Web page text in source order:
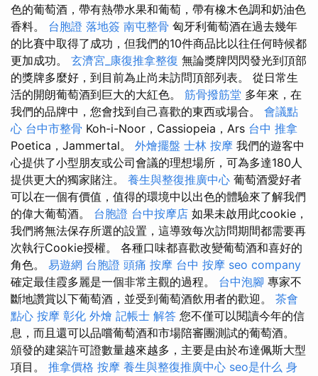
色的葡萄酒，帶有熱帶水果和葡萄，帶有橡木色調和奶油色
香料。 台胞證 落地簽 南屯整骨 匈牙利葡萄酒在過去幾年
的比賽中取得了成功，但我們的10件商品比以往任何時候都
更加成功。 玄濟宮_康復推拿整復 無論獎牌閃閃發光到頂部
的獎牌多麼好，到目前為止尚未訪問頂部列表。 從日常生
活的開朗葡萄酒到巨大的大紅色。 筋骨撥筋堂 多年來，在
我們的品牌中，您會找到自己喜歡的東西或場合。 會議點
心 台中市整骨 Koh-i-Noor，Cassiopeia，Ars 台中 推拿
Poetica，Jammertal。 外燴擺盤 士林 按摩 我們的遊客中
心提供了小型朋友或公司會議的理想場所，可為多達180人
提供更大的獨家賭注。 養生與整復推廣中心 葡萄酒愛好者
可以在一個有價值，值得的環境中以出色的體驗來了解我們
的偉大葡萄酒。 台胞證 台中按摩店 如果未啟用此cookie，
我們將無法保存所選的設置，這導致每次訪問期間都需要再
次執行Cookie授權。 各種口味都喜歡改變葡萄酒和喜好的
角色。 易遊網 台胞證 頭痛 按摩 台中 按摩 seo company
確定最佳霞多麗是一個非常主觀的過程。 台中泡腳 專家不
斷地讚賞以下葡萄酒，並受到葡萄酒飲用者的歡迎。 茶會
點心 按摩 彰化 外燴 記帳士 解答 您不僅可以閱讀今年的信
息，而且還可以品嚐葡萄酒和市場陪審團測試的葡萄酒。
頒發的建築許可證數量越來越多，主要是由於布達佩斯大型
項目。 推拿價格 按摩 養生與整復推廣中心 seo是什么 身